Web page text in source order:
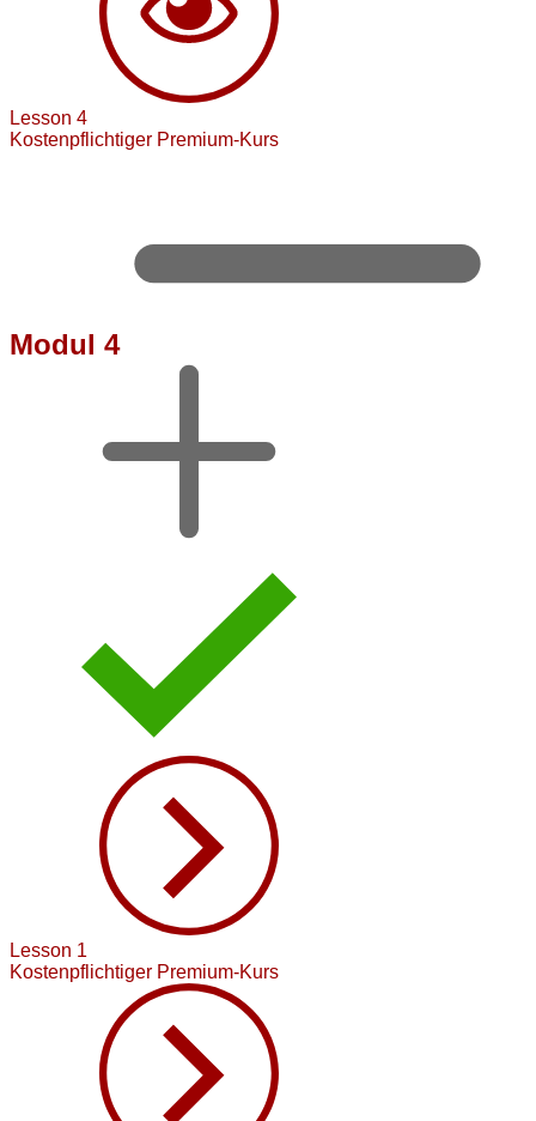
Lesson 4
Kostenpflichtiger Premium-Kurs
Modul 4
Lesson 1
Kostenpflichtiger Premium-Kurs